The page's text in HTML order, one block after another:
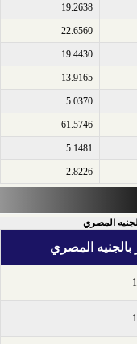
19.2638
22.6560
19.4430
13.9165
5.0370
61.5746
5.1481
2.8226
المصري
بالجنيه المصري